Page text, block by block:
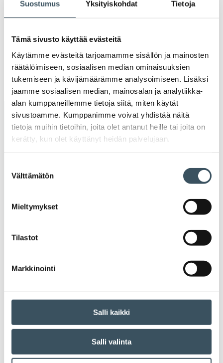
Suostumus Yksityiskohdat Tietoja
Tämä sivusto käyttää evästeitä
Käytämme evästeitä tarjoamamme sisällön ja mainosten
räätälöimiseen, sosiaalisen median ominaisuuksien
tukemiseen ja kävijämäärämme analysoimiseen. Lisäksi
jaamme sosiaalisen median, mainosalan ja analytiikka-
alan kumppaneillemme tietoja siitä, miten käytät
sivustoamme. Kumppanimme voivat yhdistää näitä
tietoja muihin tietoihin, joita olet antanut heille tai joita on
kerätty, kun olet käyttänyt heidän palvelujaan.
valinta
Välttämätön
Mieltymykset
Tilastot
Markkinointi
Salli kaikki
Salli valinta
2019
2017
Avainsanat
alv arvonlisävero digikauppa
digitalisaatio
kansainvälinen verkkokauppa
kuluttajat kuluttajien luottamus
myyntikoulutus nuoret osaaminen